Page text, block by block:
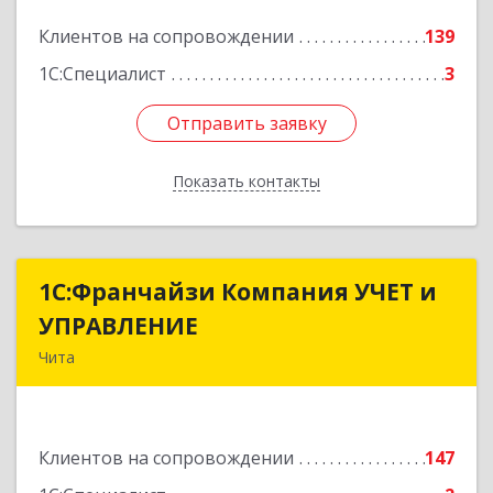
Клиентов на сопровождении
139
1С:Специалист
3
Отправить заявку
Показать контакты
Отправить заявку
Назад
1С:Франчайзи Компания УЧЕТ и
УПРАВЛЕНИЕ
Чита
Клиентов на сопровождении
147
1С:Франчайзи Компания УЧЕТ и
Подробнее